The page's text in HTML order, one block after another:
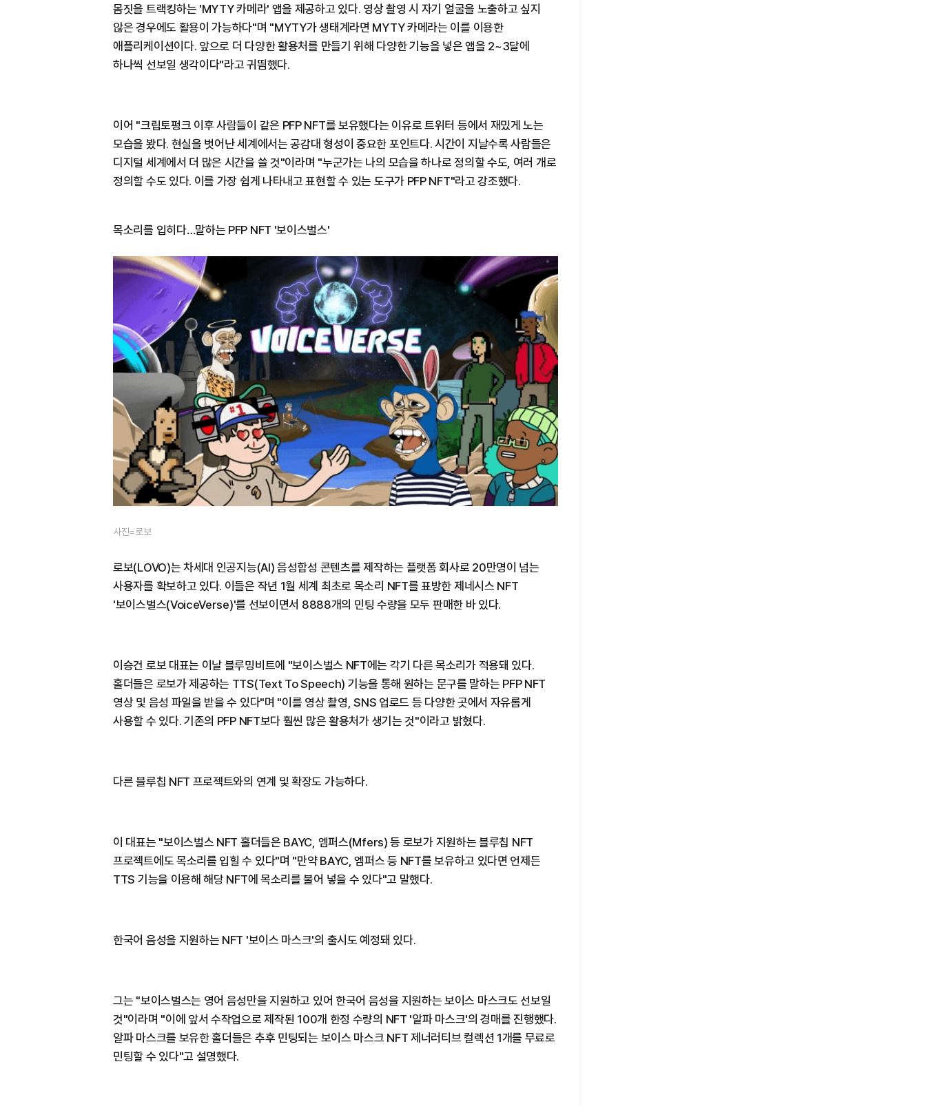
몸짓을 트랙킹하는 'MYTY 카메라' 앱을 제공하고 있다. 영상 촬영 시 자기 얼굴을 노출하고 싶지
않은 경우에도 활용이 가능하다"며 "MYTY가 생태계라면 MYTY 카메라는 이를 이용한
애플리케이션이다. 앞으로 더 다양한 활용처를 만들기 위해 다양한 기능을 넣은 앱을 2~3달에
하나씩 선보일 생각이다"라고 귀띔했다.
이어 "크립토펑크 이후 사람들이 같은 PFP NFT를 보유했다는 이유로 트위터 등에서 재밌게 노는
모습을 봤다. 현실을 벗어난 세계에서는 공감대 형성이 중요한 포인트다. 시간이 지날수록 사람들은
디지털 세계에서 더 많은 시간을 쓸 것"이라며 "누군가는 나의 모습을 하나로 정의할 수도, 여러 개로
정의할 수도 있다. 이를 가장 쉽게 나타내고 표현할 수 있는 도구가 PFP NFT"라고 강조했다.
목소리를 입히다…말하는 PFP NFT '보이스벌스'
사진=로보
로보(LOVO)는 차세대 인공지능(AI) 음성합성 콘텐츠를 제작하는 플랫폼 회사로 20만명이 넘는
사용자를 확보하고 있다. 이들은 작년 1월 세계 최초로 목소리 NFT를 표방한 제네시스 NFT
'보이스벌스(VoiceVerse)'를 선보이면서 8888개의 민팅 수량을 모두 판매한 바 있다.
이승건 로보 대표는 이날 블루밍비트에 "보이스벌스 NFT에는 각기 다른 목소리가 적용돼 있다.
홀더들은 로보가 제공하는 TTS(Text To Speech) 기능을 통해 원하는 문구를 말하는 PFP NFT
영상 및 음성 파일을 받을 수 있다"며 "이를 영상 촬영, SNS 업로드 등 다양한 곳에서 자유롭게
사용할 수 있다. 기존의 PFP NFT보다 훨씬 많은 활용처가 생기는 것"이라고 밝혔다.
다른 블루칩 NFT 프로젝트와의 연계 및 확장도 가능하다.
이 대표는 "보이스벌스 NFT 홀더들은 BAYC, 엠퍼스(Mfers) 등 로보가 지원하는 블루칩 NFT
프로젝트에도 목소리를 입힐 수 있다"며 "만약 BAYC, 엠퍼스 등 NFT를 보유하고 있다면 언제든
TTS 기능을 이용해 해당 NFT에 목소리를 불어 넣을 수 있다"고 말했다.
한국어 음성을 지원하는 NFT '보이스 마스크'의 출시도 예정돼 있다.
그는 "보이스벌스는 영어 음성만을 지원하고 있어 한국어 음성을 지원하는 보이스 마스크도 선보일
것"이라며 "이에 앞서 수작업으로 제작된 100개 한정 수량의 NFT '알파 마스크'의 경매를 진행했다.
알파 마스크를 보유한 홀더들은 추후 민팅되는 보이스 마스크 NFT 제너러티브 컬렉션 1개를 무료로
민팅할 수 있다"고 설명했다.